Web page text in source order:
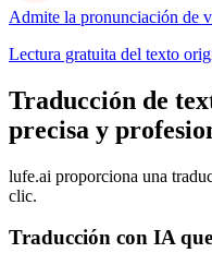
Admite la pronunciación de
Lectura gratuita del texto
Traducción de
precisa y
lufe.ai proporciona una
clic.
Traducción con IA